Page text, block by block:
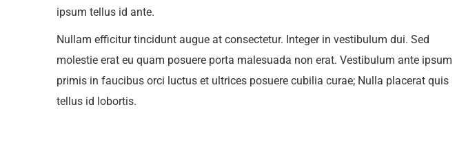
ipsum tellus id ante.
Nullam efficitur tincidunt augue at consectetur. Integer in vestibulum dui. Sed
molestie erat eu quam posuere porta malesuada non erat. Vestibulum ante ipsum
primis in faucibus orci luctus et ultrices posuere cubilia curae; Nulla placerat quis
tellus id lobortis.